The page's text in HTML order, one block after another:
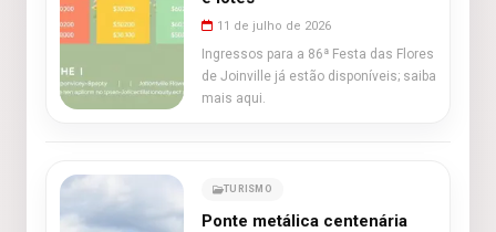
11 de julho de 2026
Ingressos para a 86ª Festa das Flores
de Joinville já estão disponíveis; saiba
mais aqui.
TURISMO
Ponte metálica centenária